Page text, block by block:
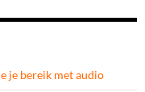
je bereik met audio